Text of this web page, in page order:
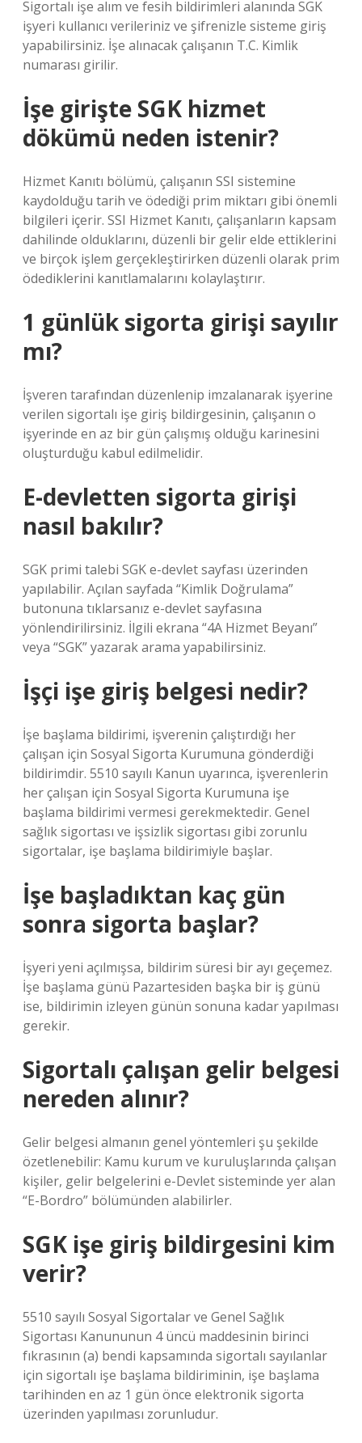
Sigortalı işe alım ve fesih bildirimleri alanında SGK
işyeri kullanıcı verileriniz ve şifrenizle sisteme giriş
yapabilirsiniz. İşe alınacak çalışanın T.C. Kimlik
numarası girilir.
İşe girişte SGK hizmet
dökümü neden istenir?
Hizmet Kanıtı bölümü, çalışanın SSI sistemine
kaydolduğu tarih ve ödediği prim miktarı gibi önemli
bilgileri içerir. SSI Hizmet Kanıtı, çalışanların kapsam
dahilinde olduklarını, düzenli bir gelir elde ettiklerini
ve birçok işlem gerçekleştirirken düzenli olarak prim
ödediklerini kanıtlamalarını kolaylaştırır.
1 günlük sigorta girişi sayılır
mı?
İşveren tarafından düzenlenip imzalanarak işyerine
verilen sigortalı işe giriş bildirgesinin, çalışanın o
işyerinde en az bir gün çalışmış olduğu karinesini
oluşturduğu kabul edilmelidir.
E-devletten sigorta girişi
nasıl bakılır?
SGK primi talebi SGK e-devlet sayfası üzerinden
yapılabilir. Açılan sayfada “Kimlik Doğrulama”
butonuna tıklarsanız e-devlet sayfasına
yönlendirilirsiniz. İlgili ekrana “4A Hizmet Beyanı”
veya “SGK” yazarak arama yapabilirsiniz.
İşçi işe giriş belgesi nedir?
İşe başlama bildirimi, işverenin çalıştırdığı her
çalışan için Sosyal Sigorta Kurumuna gönderdiği
bildirimdir. 5510 sayılı Kanun uyarınca, işverenlerin
her çalışan için Sosyal Sigorta Kurumuna işe
başlama bildirimi vermesi gerekmektedir. Genel
sağlık sigortası ve işsizlik sigortası gibi zorunlu
sigortalar, işe başlama bildirimiyle başlar.
İşe başladıktan kaç gün
sonra sigorta başlar?
İşyeri yeni açılmışsa, bildirim süresi bir ayı geçemez.
İşe başlama günü Pazartesiden başka bir iş günü
ise, bildirimin izleyen günün sonuna kadar yapılması
gerekir.
Sigortalı çalışan gelir belgesi
nereden alınır?
Gelir belgesi almanın genel yöntemleri şu şekilde
özetlenebilir: Kamu kurum ve kuruluşlarında çalışan
kişiler, gelir belgelerini e-Devlet sisteminde yer alan
“E-Bordro” bölümünden alabilirler.
SGK işe giriş bildirgesini kim
verir?
5510 sayılı Sosyal Sigortalar ve Genel Sağlık
Sigortası Kanununun 4 üncü maddesinin birinci
fıkrasının (a) bendi kapsamında sigortalı sayılanlar
için sigortalı işe başlama bildiriminin, işe başlama
tarihinden en az 1 gün önce elektronik sigorta
üzerinden yapılması zorunludur.